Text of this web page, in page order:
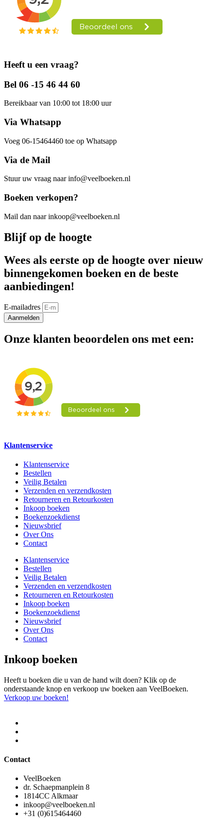
Heeft u een vraag?
Bel 06 -15 46 44 60
Bereikbaar van 10:00 tot 18:00 uur
Via Whatsapp
Voeg 06-15464460 toe op Whatsapp
Via de Mail
Stuur uw vraag naar info@veelboeken.nl
Boeken verkopen?
Mail dan naar inkoop@veelboeken.nl
Blijf op de hoogte
Wees als eerste op de hoogte over nieuw
binnengekomen boeken en de beste
aanbiedingen!
E-mailadres
Aanmelden
Onze klanten beoordelen ons met een:
Klantenservice
Klantenservice
Bestellen
Veilig Betalen
Verzenden en verzendkosten
Retourneren en Retourkosten
Inkoop boeken
Boekenzoekdienst
Nieuwsbrief
Over Ons
Contact
Klantenservice
Bestellen
Veilig Betalen
Verzenden en verzendkosten
Retourneren en Retourkosten
Inkoop boeken
Boekenzoekdienst
Nieuwsbrief
Over Ons
Contact
Inkoop boeken
Heeft u boeken die u van de hand wilt doen? Klik op de
onderstaande knop en verkoop uw boeken aan VeelBoeken.
Verkoop uw boeken!
Contact
VeelBoeken
dr. Schaepmanplein 8
1814CC Alkmaar
inkoop@veelboeken.nl
+31 (0)615464460